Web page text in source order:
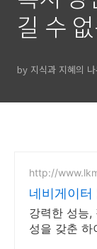
길 수
by 지식과 지혜의 나
http://
네비게이터
업계 최고
강력한 성능,
성을 갖춘 하